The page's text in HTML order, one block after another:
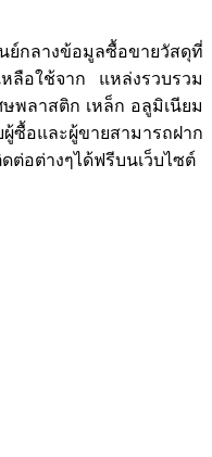
ย์กลางข้อมูลซื้อขายวัสดุที่
ลือใช้จาก แหล่งรวบรวม
ษพลาสติก เหล็ก อลูมิเนียม
ซื้อและผู้ขายสามารถฝาก
ต่อต่างๆได้ฟรีบนเว็บไซต์